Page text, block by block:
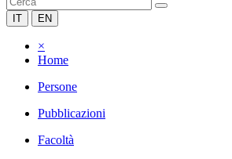
IT EN
×
Home
Persone
Pubblicazioni
Facoltà